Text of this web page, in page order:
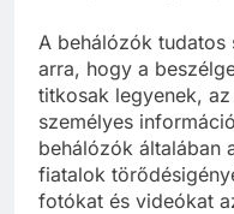
A behálózók
arra, hogy a
titkosak legyenek,
személyes
behálózók általában
fiatalok
fotókat és videókat